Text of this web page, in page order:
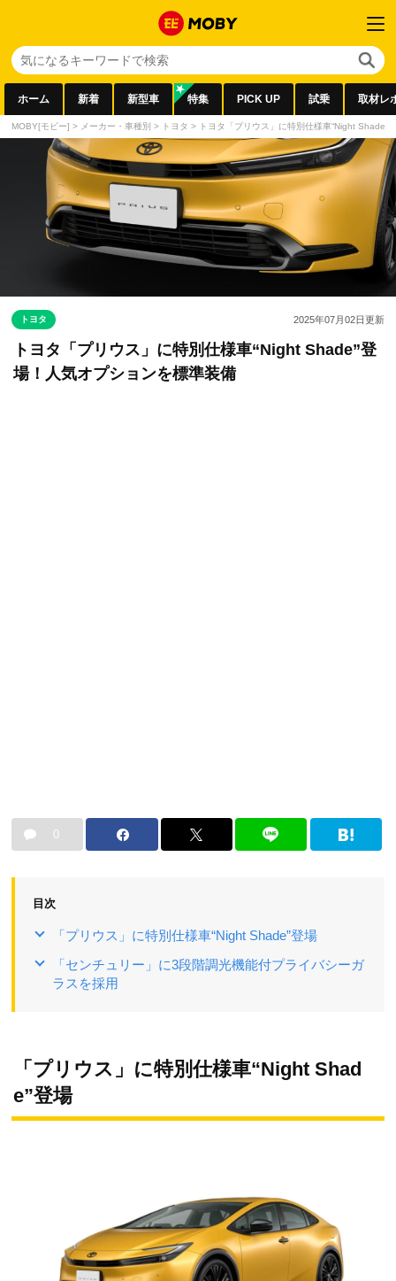
ホーム 新着 新型車 特集 PICK UP 試乗 取材レ
MOBY[モビー] > メーカー・車種別 > トヨタ > トヨタ「プリウス」に特別仕様車“Night Shade”
トヨタ 2025年07月02日更新
トヨタ「プリウス」に特別仕様車“Night Shade”登
場！人気オプションを標準装備
0
目次
「プリウス」に特別仕様車“Night Shade”登場
「センチュリー」に3段階調光機能付プライバシーガ
ラスを採用
「プリウス」に特別仕様車“Night Shad
e”登場